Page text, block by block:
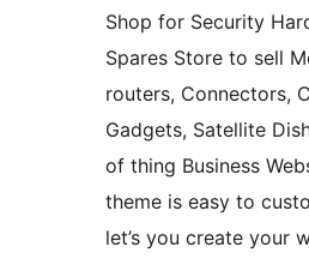
Shop for Security
Spares Store to sell
routers, Connectors,
Gadgets, Satellite
of thing Business
theme is easy to
let’s you create your